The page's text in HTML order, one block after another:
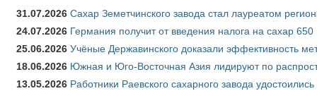
31.07.2026 Сахар Земетчинского завода стал лауреатом
24.07.2026 Германия получит от введения налога на сахар
25.06.2026 Учёные Державинского доказали эффективность
18.06.2026 Южная и Юго-Восточная Азия лидируют по
13.05.2026 Работники Раевского сахарного завода удостоились